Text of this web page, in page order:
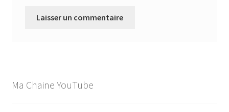
Ma Chaine YouTube